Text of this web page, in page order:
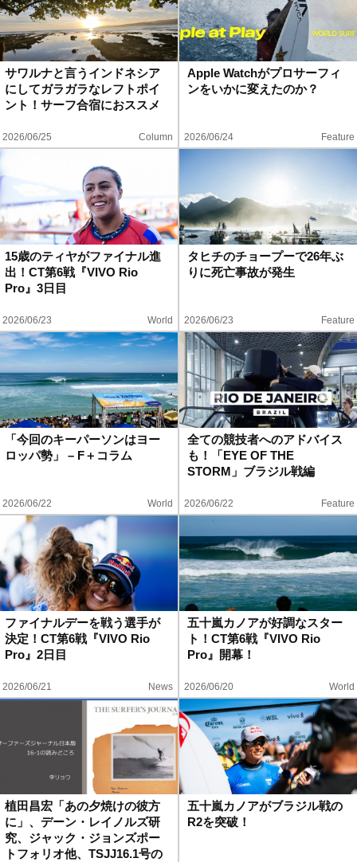
サワルナと言うインドネシア
にしてガラガラなレフトポイ
ント！サーフ合宿におススメ
2026/06/25 Column
Apple Watchがプロサーフィ
ンをいかに変えたのか？
2026/06/24 Feature
15歳のティヤがファイナル進
出！CT第6戦『VIVO Rio
Pro』3日目
2026/06/23 World
タヒチのチョープーで26年ぶ
りに死亡事故が発生
2026/06/23 Feature
「今回のキーパーソンはヨー
ロッパ勢」 – F＋コラム
2026/06/22 World
全ての競技者へのアドバイス
も！「EYE OF THE
STORM」ブラジル戦編
2026/06/22 Feature
ファイナルデーを戦う選手が
決定！CT第6戦『VIVO Rio
Pro』2日目
2026/06/21 News
五十嵐カノアが好調なスター
ト！CT第6戦『VIVO Rio
Pro』開幕！
2026/06/20 World
植田昌宏「あの夕焼けの彼方
に」、デーン・レイノルズ研
究、ジャック・ジョンズポー
トフォリオ他、TSJJ16.1号の
五十嵐カノアがブラジル戦の
R2を突破！